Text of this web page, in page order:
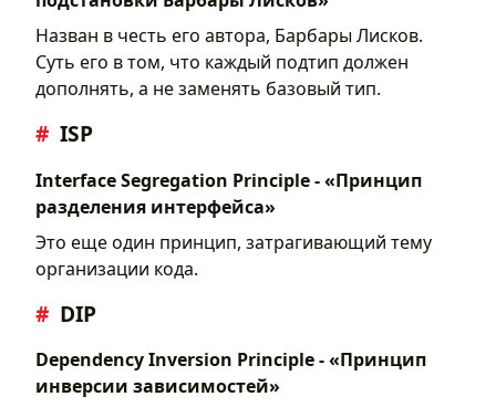
Назван в честь его автора, Барбары Лисков.
Суть его в том, что каждый подтип должен
дополнять, а не заменять базовый тип.
ISP
Interface Segregation Principle - «Принцип
разделения интерфейса»
Это еще один принцип, затрагивающий тему
организации кода.
DIP
Dependency Inversion Principle - «Принцип
инверсии зависимостей»